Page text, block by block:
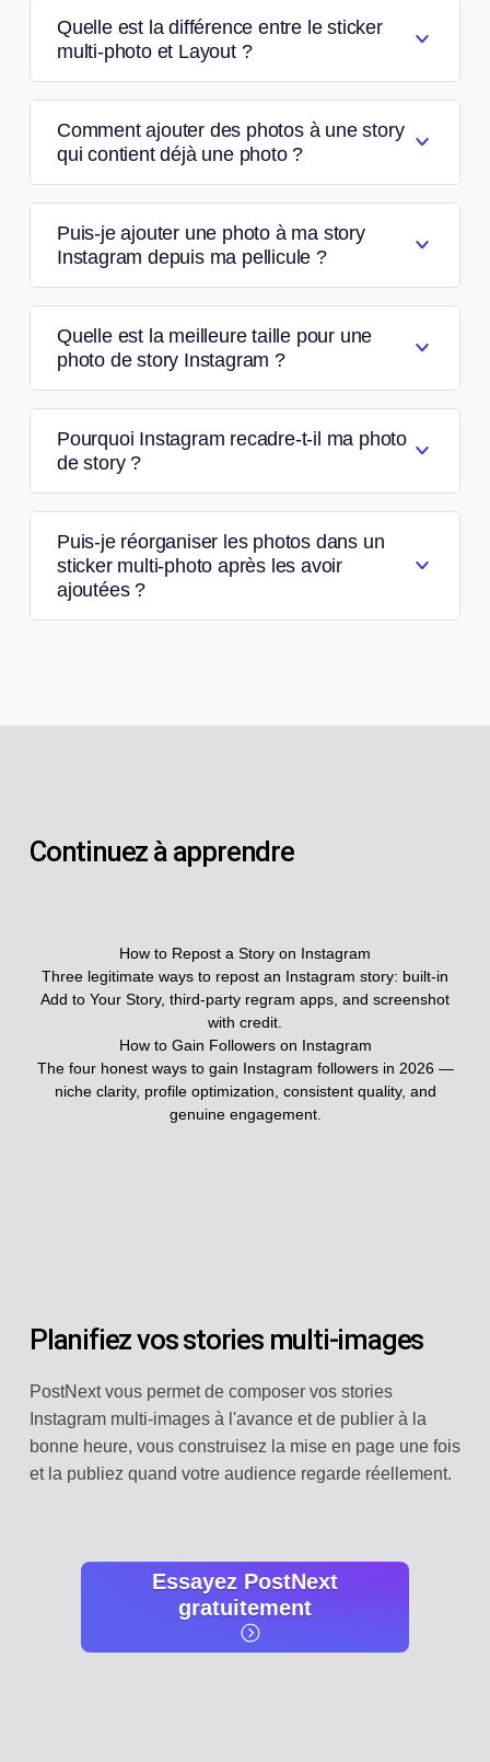
Quelle est la différence entre le sticker
multi-photo et Layout ?
Comment ajouter des photos à une story
qui contient déjà une photo ?
Puis-je ajouter une photo à ma story
Instagram depuis ma pellicule ?
Quelle est la meilleure taille pour une
photo de story Instagram ?
Pourquoi Instagram recadre-t-il ma photo
de story ?
Puis-je réorganiser les photos dans un
sticker multi-photo après les avoir
ajoutées ?
Continuez à apprendre
How to Repost a Story on Instagram
Three legitimate ways to repost an Instagram story: built-in
Add to Your Story, third-party regram apps, and screenshot
with credit.
How to Gain Followers on Instagram
The four honest ways to gain Instagram followers in 2026 —
niche clarity, profile optimization, consistent quality, and
genuine engagement.
Planifiez vos stories multi-images
PostNext vous permet de composer vos stories
Instagram multi-images à l'avance et de publier à la
bonne heure, vous construisez la mise en page une fois
et la publiez quand votre audience regarde réellement.
Essayez PostNext
gratuitement